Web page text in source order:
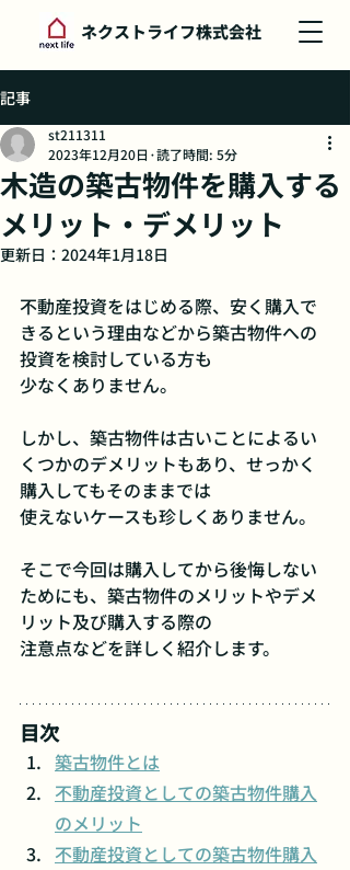
ネクストライフ株式会社
記事
木造の築古物件を購入する
メリット・デメリット
st211311
2023年12月20日 読了時間: 5分
更新日： 2024年1月18日
不動産投資をはじめる際、安く購入で
きるという理由などから築古物件への
投資を検討している方も
少なくありません。
しかし、築古物件は古いことによるい
くつかのデメリットもあり、せっかく
購入してもそのままでは
使えないケースも珍しくありません。
そこで今回は購入してから後悔しない
ためにも、築古物件のメリットやデメ
リット及び購入する際の
注意点などを詳しく紹介します。
目次
築古物件とは
不動産投資としての築古物件購入
のメリット
不動産投資としての築古物件購入